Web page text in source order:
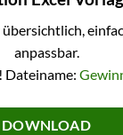
übersichtlich,
anpassbar.
Dateiname:
DOWNLOAD